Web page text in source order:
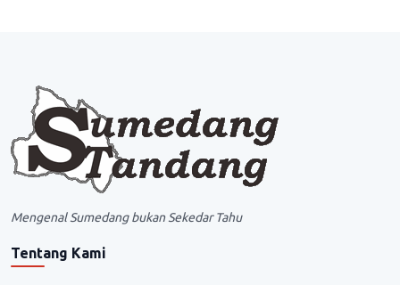
Mengenal Sumedang bukan Sekedar Tahu
Tentang Kami